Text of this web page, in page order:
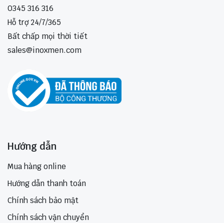
0345 316 316
Hỗ trợ 24/7/365
Bất chấp mọi thời tiết
sales@inoxmen.com
Hướng dẫn
Mua hàng online
Hướng dẫn thanh toán
Chính sách bảo mật
Chính sách vận chuyển